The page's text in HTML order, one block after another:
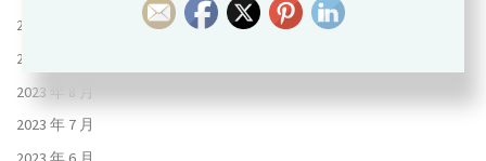
2023 年 10 月
2023 年 9 月
2023 年 8 月
2023 年 7 月